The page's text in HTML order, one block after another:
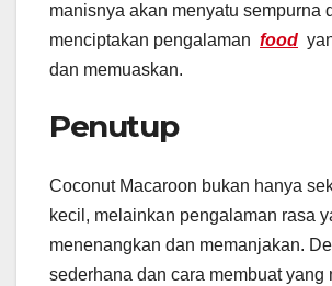
manisnya akan menyatu sempurna
menciptakan pengalaman food
dan memuaskan.
Penutup
Coconut Macaroon bukan hanya
kecil, melainkan pengalaman rasa
menenangkan dan memanjakan.
sederhana dan cara membuat yang